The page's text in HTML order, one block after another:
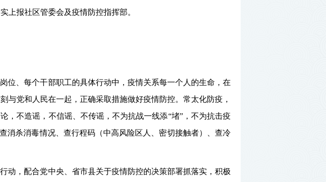
上报社区管委会及疫情防控指挥部。
位、每个干部职工的具体行动中，疫情关系每一个人的生命，在
与党和人民在一起，正确采取措施做好疫情防控。 常太化防疫，
，不造谣，不信谣、不传谣，不为抗战一线添“堵”，不为抗击疫
消杀消毒情况、查行程码（中高风险区人、密切接触者）、查冷
动，配合党中央、省市县关于疫情防控的决策部署抓落实，积极